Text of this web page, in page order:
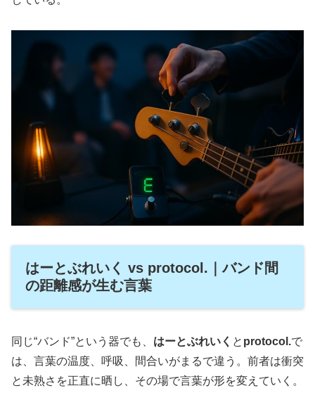
はーとぶれいく vs protocol.｜バンド間
の距離感が生む言葉
同じ“バンド”という器でも、 はーとぶれいく と protocol.で
は、言葉の温度、呼吸、間合いがまるで違う。前者は衝突
と未熟さを正直に晒し、その場で言葉が形を変えていく。